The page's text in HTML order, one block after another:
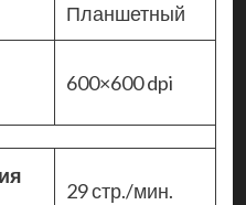
Планшетный
600×600 dpi
29 стр./мин.